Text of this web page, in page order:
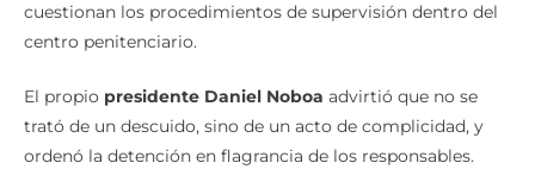
cuestionan los procedimientos de supervisión dentro del
centro penitenciario.
El propio presidente Daniel Noboa advirtió que no se
trató de un descuido, sino de un acto de complicidad, y
ordenó la detención en flagrancia de los responsables.